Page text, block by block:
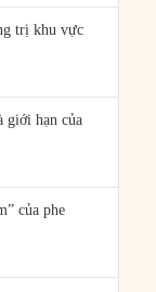
trị khu vực
giới hạn của
của phe